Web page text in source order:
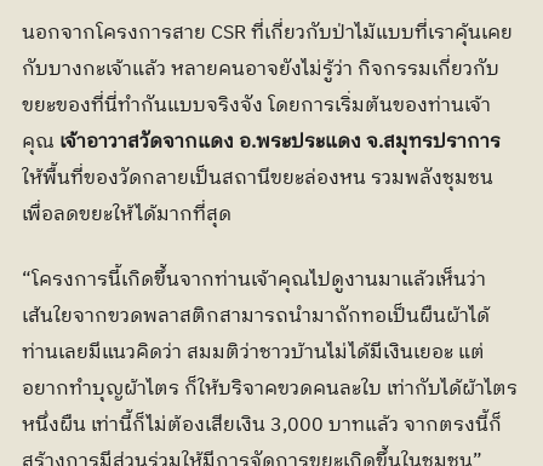
นอกจากโครงการสาย CSR ที่เกี่ยวกับป่าไม้แบบที่เราคุ้นเคย
กับบางกะเจ้าแล้ว หลายคนอาจยังไม่รู้ว่า กิจกรรมเกี่ยวกับ
ขยะของที่นี่ทำกันแบบจริงจัง โดยการเริ่มต้นของท่านเจ้า
คุณ เจ้าอาวาสวัดจากแดง อ.พระประแดง จ.สมุทรปราการ
ให้พื้นที่ของวัดกลายเป็นสถานีขยะล่องหน รวมพลังชุมชน
เพื่อลดขยะให้ได้มากที่สุด
“โครงการนี้เกิดขึ้นจากท่านเจ้าคุณไปดูงานมาแล้วเห็นว่า
เส้นใยจากขวดพลาสติกสามารถนำมาถักทอเป็นผืนผ้าได้
ท่านเลยมีแนวคิดว่า สมมติว่าชาวบ้านไม่ได้มีเงินเยอะ แต่
อยากทำบุญผ้าไตร ก็ให้บริจาคขวดคนละใบ เท่ากับได้ผ้าไตร
หนึ่งผืน เท่านี้ก็ไม่ต้องเสียเงิน 3,000 บาทแล้ว จากตรงนี้ก็